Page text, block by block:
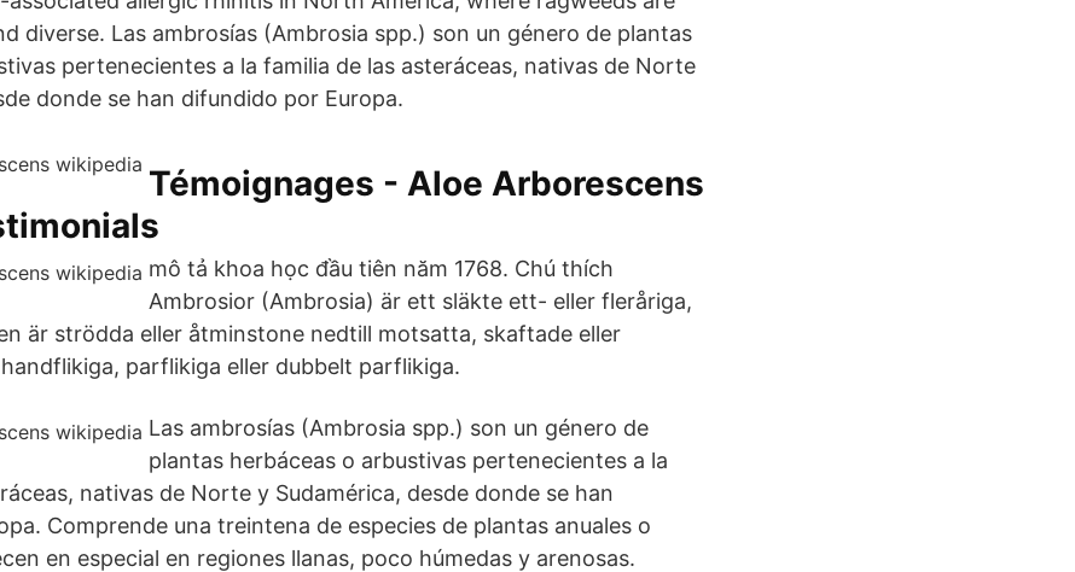
diverse. Las ambrosías (Ambrosia spp.) son un género de plantas
pertenecientes a la familia de las asteráceas, nativas de Norte
donde se han difundido por Europa.
Témoignages - Aloe Arborescens
mô tả khoa học đầu tiên năm 1768. Chú thích
Ambrosior (Ambrosia) är ett släkte ett- eller fleråriga,
är strödda eller åtminstone nedtill motsatta, skaftade eller
parflikiga eller dubbelt parflikiga.
Las ambrosías (Ambrosia spp.) son un género de
plantas herbáceas o arbustivas pertenecientes a la
nativas de Norte y Sudamérica, desde donde se han
Comprende una treintena de especies de plantas anuales o
en especial en regiones llanas, poco húmedas y arenosas.